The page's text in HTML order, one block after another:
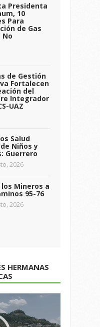
Presidenta
10
Para
de Gas
No
de Gestión
Fortalecen
del
Integrador
UAZ
Salud
Niños y
Guerrero
2026
Mineros a
95-76
2026
HERMANAS